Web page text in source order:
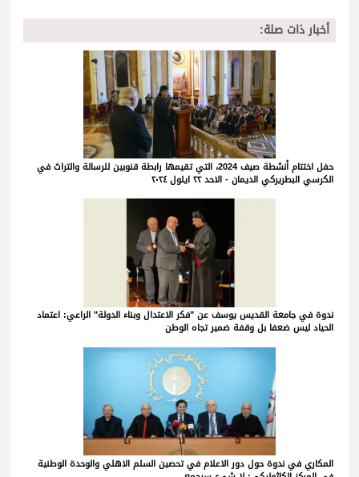
أخبار ذات صلة:
حفل اختتام أنشطة صيف 2024، التي تقيمها رابطة قنوبين للرسالة والتراث في
الكرسي البطريركي الديمان - الاحد ٢٢ ايلول ٢٠٢٤
ندوة في جامعة القديس يوسف عن "فكر الاعتدال وبناء الدولة" الراعي: اعتماد
الحياد ليس ضعفا بل وقفة ضمير تجاه الوطن
المكاري في ندوة حول دور الاعلام في تحصين السلم الاهلي والوحدة الوطنية